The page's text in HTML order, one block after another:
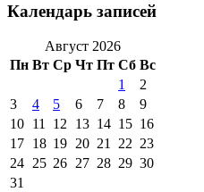
Календарь записей
Август 2026
Пн Вт Ср Чт Пт Сб Вс
1
2
3
4 5 6 7 8
9
10 11 12 13 14 15 16
17 18 19 20 21 22 23
24 25 26 27 28 29 30
31